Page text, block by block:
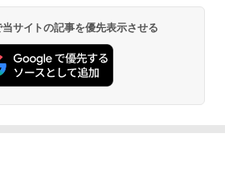
サイトの記事を優先表示させる